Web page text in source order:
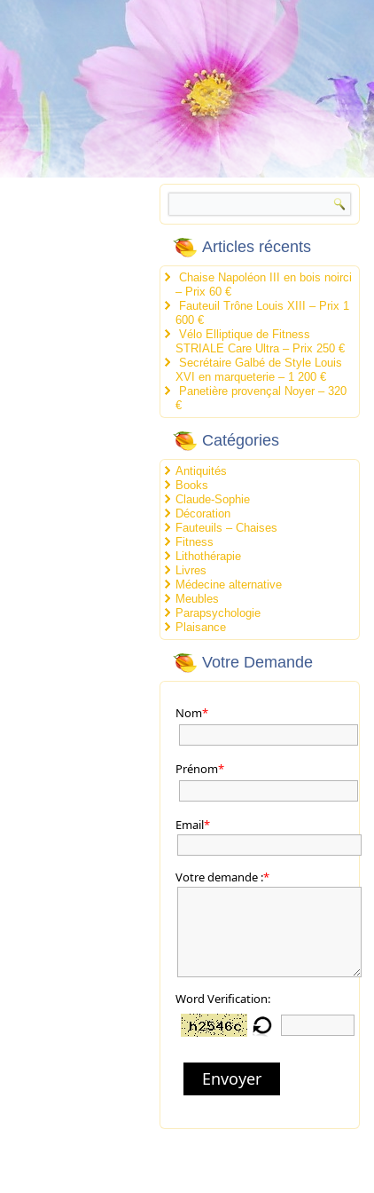
Articles récents
Chaise Napoléon III en bois noirci
– Prix 60 €
Fauteuil Trône Louis XIII – Prix 1
600 €
Vélo Elliptique de Fitness
STRIALE Care Ultra – Prix 250 €
Secrétaire Galbé de Style Louis
XVI en marqueterie – 1 200 €
Panetière provençal Noyer – 320
€
Catégories
Antiquités
Books
Claude-Sophie
Décoration
Fauteuils – Chaises
Fitness
Lithothérapie
Livres
Médecine alternative
Meubles
Parapsychologie
Plaisance
Votre Demande
Nom*
Prénom*
Email*
Votre demande :*
Word Verification:
Envoyer